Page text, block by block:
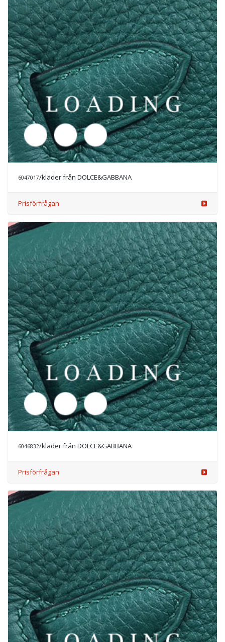
6047017 /kläder från DOLCE&GABBANA
Prisförfrågan
6046832/kläder från DOLCE&GABBANA
Prisförfrågan